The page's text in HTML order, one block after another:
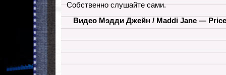
Собственно слушайте сами.
Видео Мэдди Джейн / Maddi Jane —